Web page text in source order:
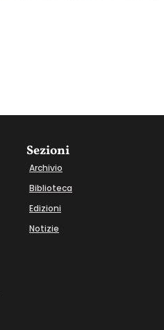
Sezioni
Archivio
Biblioteca
Edizioni
Notizie